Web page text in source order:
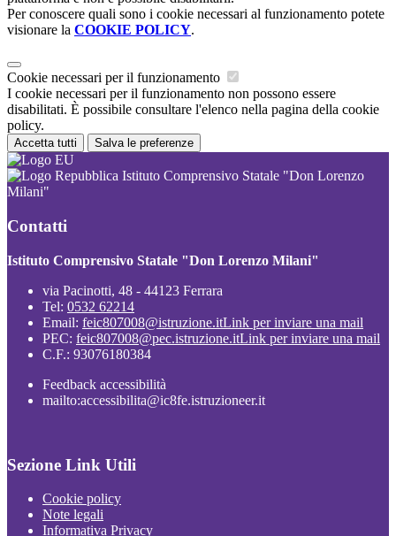
Per conoscere quali sono i cookie necessari al funzionamento potete
visionare la COOKIE POLICY.
Cookie necessari per il funzionamento
I cookie necessari per il funzionamento non possono essere
disabilitati. È possibile consultare l'elenco nella pagina della cookie
policy.
Accetta tutti Salva le preferenze
Istituto Comprensivo Statale "Don Lorenzo
Milani"
Contatti
Istituto Comprensivo Statale "Don Lorenzo Milani"
via Pacinotti, 48 - 44123 Ferrara
Tel: 0532 62214
Email: feic807008@istruzione.itLink per inviare una mail
PEC: feic807008@pec.istruzione.itLink per inviare una mail
C.F.: 93076180384
Feedback accessibilità
mailto:accessibilita@ic8fe.istruzioneer.it
Sezione Link Utili
Cookie policy
Note legali
Informativa Privacy